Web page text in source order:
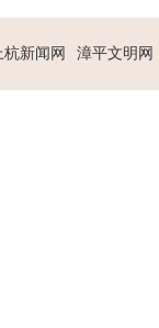
杭新闻网 漳平文明网